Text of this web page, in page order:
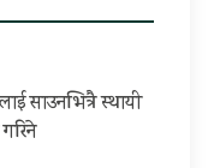
साउनभित्रै स्थायी